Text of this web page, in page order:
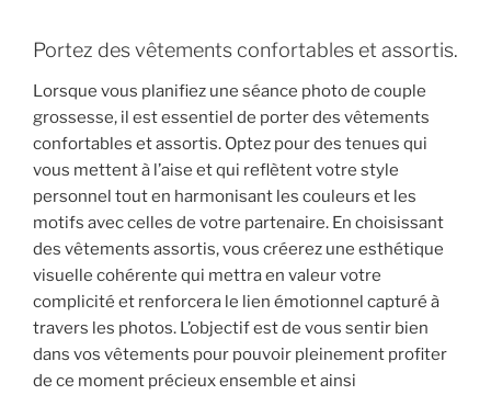
Portez des vêtements confortables et assortis.
Lorsque vous planifiez une séance photo de couple
grossesse, il est essentiel de porter des vêtements
confortables et assortis. Optez pour des tenues qui
vous mettent à l’aise et qui reflètent votre style
personnel tout en harmonisant les couleurs et les
motifs avec celles de votre partenaire. En choisissant
des vêtements assortis, vous créerez une esthétique
visuelle cohérente qui mettra en valeur votre
complicité et renforcera le lien émotionnel capturé à
travers les photos. L’objectif est de vous sentir bien
dans vos vêtements pour pouvoir pleinement profiter
de ce moment précieux ensemble et ainsi